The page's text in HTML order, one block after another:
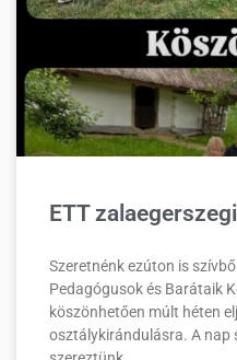
ETT
Szeretnénk ezúton is
Pedagógusok és Barátaik
köszönhetően múlt héten
osztálykirándulásra. A nap